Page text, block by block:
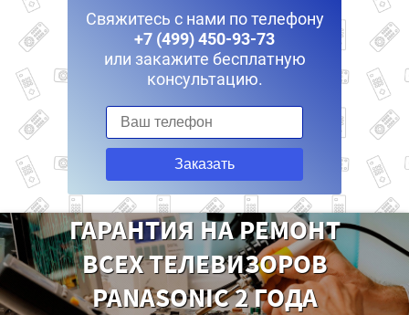
Свяжитесь с нами по телефону
+7 (499) 450-93-73
или закажите бесплатную
консультацию.
Заказать
ГАРАНТИЯ НА РЕМОНТ
ВСЕХ ТЕЛЕВИЗОРОВ
PANASONIC 2 ГОДА